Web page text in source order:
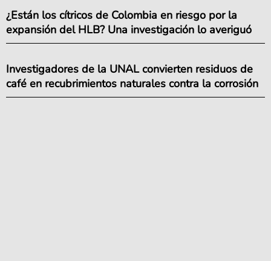
¿Están los cítricos de Colombia en riesgo por la
expansión del HLB? Una investigación lo averiguó
Investigadores de la UNAL convierten residuos de
café en recubrimientos naturales contra la corrosión